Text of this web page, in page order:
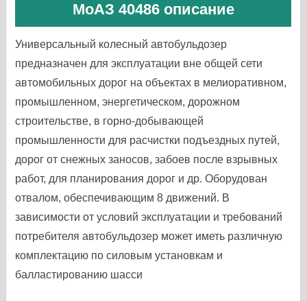
МоАЗ 40486 описание
Универсальный колесный автобульдозер
предназначен для эксплуатации вне общей сети
автомобильных дорог на объектах в мелиоративном,
промышленном, энергетическом, дорожном
строительстве, в горно-добывающей
промышленности для расчистки подъездных путей,
дорог от снежных заносов, забоев после взрывных
работ, для планирования дорог и др. Оборудован
отвалом, обеспечивающим 8 движений. В
зависимости от условий эксплуатации и требований
потребителя автобульдозер может иметь различную
комплектацию по силовым установкам и
балластированию шасси